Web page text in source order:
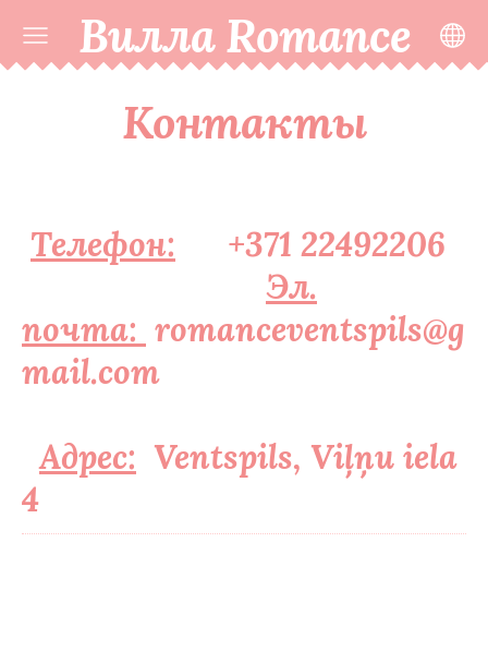
Вилла Romance
Контакты
Телефон:
+371 22492206
Эл.
почта: romanceventspils@g
mail.com
Адрес: Ventspils, Viļņu iela
4